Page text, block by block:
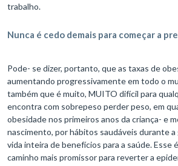
trabalho.
Nunca é cedo demais para começar a
Pode- se dizer, portanto, que as taxas de
aumentando progressivamente em todo o
também que é muito, MUITO difícil para
encontra com sobrepeso perder peso, em
obesidade nos primeiros anos da criança- e
nascimento, por hábitos saudáveis ​​durante
vida inteira de benefícios para a saúde. Esse
caminho mais promissor para reverter a